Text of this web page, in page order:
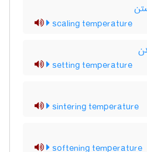
scaling temperature
setting temperature
sintering temperature
softening temperature